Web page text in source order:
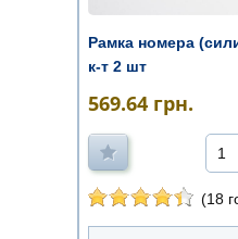
Рамка номера
к-т 2 шт
569.64 грн.
1
(18